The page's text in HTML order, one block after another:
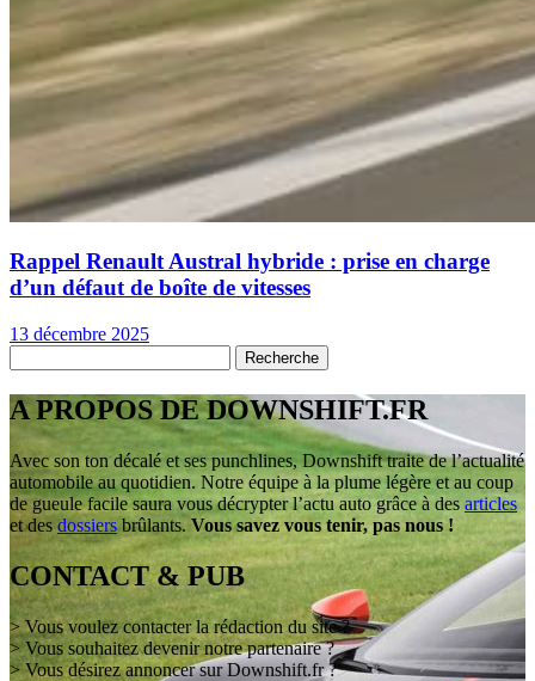
Rappel Renault Austral hybride : prise en charge
d’un défaut de boîte de vitesses
13 décembre 2025
A PROPOS DE DOWNSHIFT.FR
Avec son ton décalé et ses punchlines, Downshift traite de l’actualité
automobile au quotidien. Notre équipe à la plume légère et au coup
de gueule facile saura vous décrypter l’actu auto grâce à des articles
et des dossiers brûlants. Vous savez vous tenir, pas nous !
CONTACT & PUB
> Vous voulez contacter la rédaction du site ?
> Vous souhaitez devenir notre partenaire ?
> Vous désirez annoncer sur Downshift.fr ?